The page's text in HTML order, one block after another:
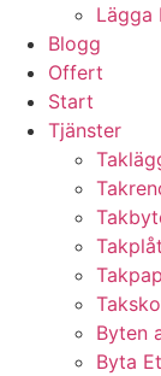
Lägga
Blogg
Offert
Start
Tjänster
Byten
Byta